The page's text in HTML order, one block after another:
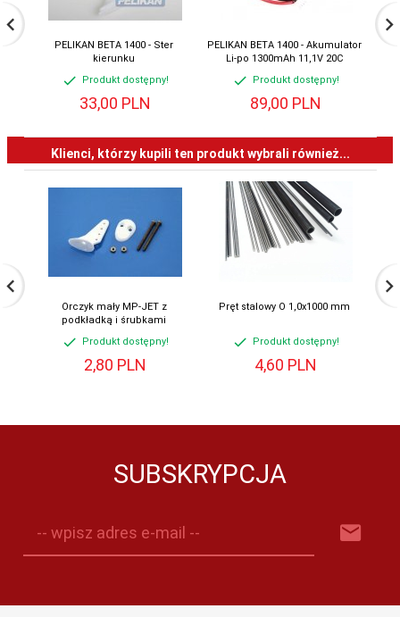
PELIKAN BETA 1400 - Ster
kierunku
Produkt dostępny!
33,00 PLN
PELIKAN BETA 1400 - Akumulator
Li-po 1300mAh 11,1V 20C
Produkt dostępny!
89,00 PLN
Klienci, którzy kupili ten produkt wybrali również...
Orczyk mały MP-JET z
podkładką i śrubkami
Produkt dostępny!
2,80 PLN
Pręt stalowy O 1,0x1000 mm
Produkt dostępny!
4,60 PLN
SUBSKRYPCJA
-- wpisz adres e-mail --